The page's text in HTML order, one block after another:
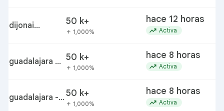
dijonai
50 k+
arrow_upward 1,000%
hace 12 horas
trending_up Activa
guadalajara vs 50 k+
arrow_upward 1,000%
hace 8 horas
trending_up Activa
guadalajara -
50 k+
arrow_upward 1,000%
hace 8 horas
trending_up Activa